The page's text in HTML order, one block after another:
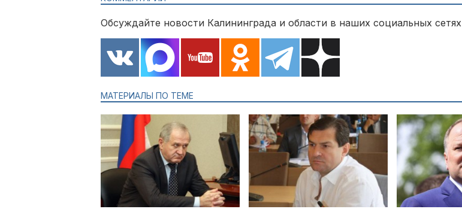
Обсуждайте новости Калининграда и области в наших социальных сетях
МАТЕРИАЛЫ ПО ТЕМЕ